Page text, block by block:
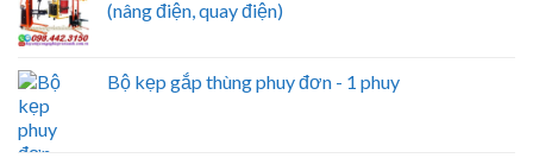
(nâng điện, quay điện)
Bộ kẹp gắp thùng phuy đơn - 1 phuy